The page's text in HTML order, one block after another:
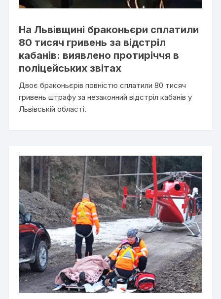
На Львівщині браконьєри сплатили
80 тисяч гривень за відстріл
кабанів: виявлено протиріччя в
поліцейських звітах
Двоє браконьєрів повністю сплатили 80 тисяч
гривень штрафу за незаконний відстріл кабанів у
Львівській області.